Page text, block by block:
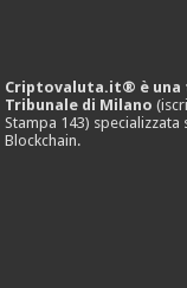
Criptovaluta.it® è
Tribunale di Milano
Stampa 143) specializzata
Blockchain.